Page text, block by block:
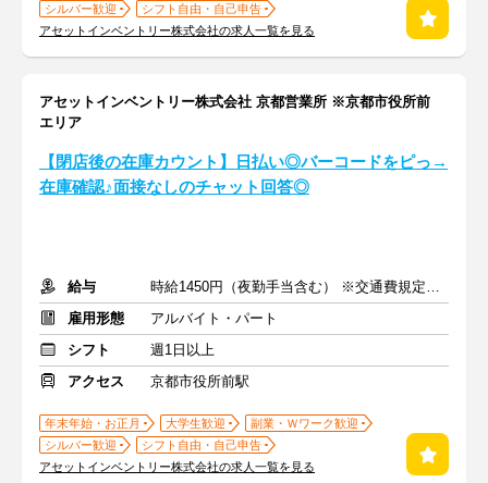
シルバー歓迎
シフト自由・自己申告
アセットインベントリー株式会社の求人一覧を見る
アセットインベントリー株式会社 京都営業所 ※京都市役所前
エリア
【閉店後の在庫カウント】日払い◎バーコードをピっ→
在庫確認♪面接なしのチャット回答◎
給与
時給1450円（夜勤手当含む） ※交通費規定内支給
雇用形態
アルバイト・パート
シフト
週1日以上
アクセス
京都市役所前駅
年末年始・お正月 大学生歓迎
副業・Ｗワーク歓迎
シルバー歓迎
シフト自由・自己申告
アセットインベントリー株式会社の求人一覧を見る